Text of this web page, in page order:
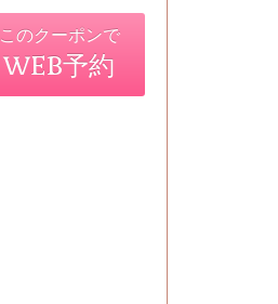
このクーポンで
WEB予約